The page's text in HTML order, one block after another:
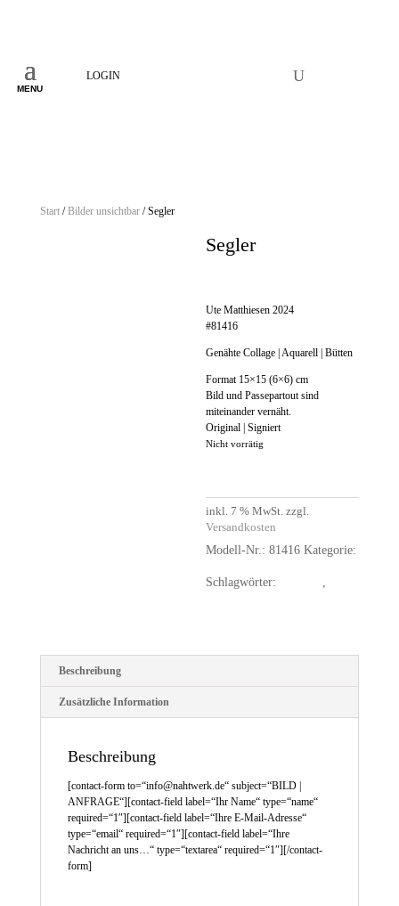
MENU
LOGIN
Start/Bilder unsichtbar/ Segler
Segler
Ute Matthiesen 2024
#81416
Genähte Collage | Aquarell | Bütten
Format 15×15 (6×6) cm
Bild und Passepartout sind
miteinander vernäht.
Original | Signiert
Nicht vorrätig
inkl. 7 % MwSt. zzgl.
Versandkosten
Modell-Nr.:81416 Kategorie:
Schlagwörter:
Beschreibung
Zusätzliche Information
Beschreibung
[contact-form to=“info@nahtwerk.de“ subject=“BILD |
ANFRAGE“][contact-field label=“Ihr Name“ type=“name“
required=“1″][contact-field label=“Ihre E-Mail-Adresse“
type=“email“ required=“1″][contact-field label=“Ihre
Nachricht an uns…“ type=“textarea“ required=“1″][/contact-
form]